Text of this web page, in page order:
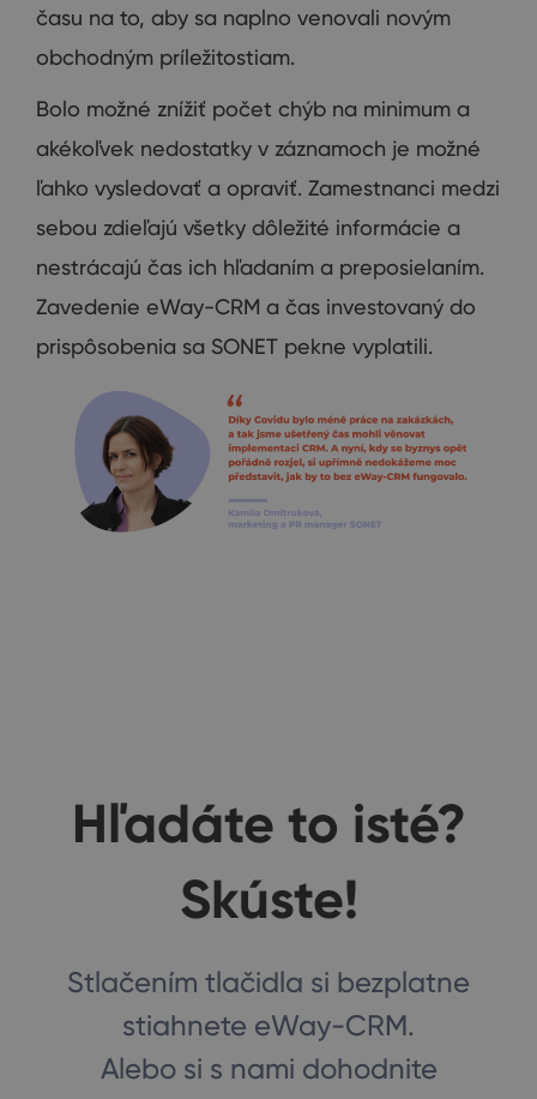
času na to, aby sa naplno venovali novým
obchodným príležitostiam.
Bolo možné znížiť počet chýb na minimum a
akékoľvek nedostatky v záznamoch je možné
ľahko vysledovať a opraviť. Zamestnanci medzi
sebou zdieľajú všetky dôležité informácie a
nestrácajú čas ich hľadaním a preposielaním.
Zavedenie eWay-CRM a čas investovaný do
prispôsobenia sa SONET pekne vyplatili.
Hľadáte to isté?
Skúste!
Stlačením tlačidla si bezplatne
stiahnete eWay-CRM.
Alebo si s nami dohodnite